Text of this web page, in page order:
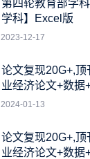
第四轮教育部学
学科】Excel版
2023-12-17
论文复现20G+,
业经济论文+数据
2024-01-13
论文复现20G+,
业经济论文+数据